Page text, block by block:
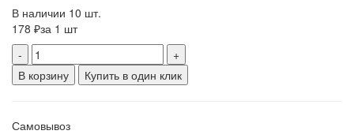
В наличии 10 шт.
178 ₽за 1 шт
-
+
В корзину
Купить в один клик
Самовывоз